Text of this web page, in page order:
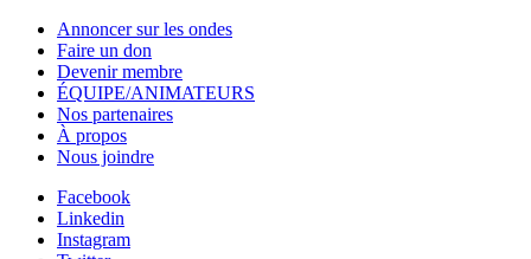
Annoncer sur les ondes
Faire un don
Devenir membre
ÉQUIPE/ANIMATEURS
Nos partenaires
À propos
Nous joindre
Facebook
Linkedin
Instagram